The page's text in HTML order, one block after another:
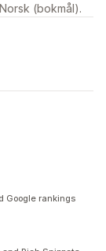
(bokmål).
Google rankings